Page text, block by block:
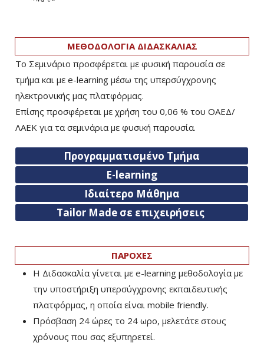
ΜΕΘΟΔΟΛΟΓΙΑ ΔΙΔΑΣΚΑΛΙΑΣ
Το Σεμινάριο προσφέρεται με φυσική παρουσία σε
τμήμα και με e-learning μέσω της υπερσύγχρονης
ηλεκτρονικής μας πλατφόρμας.
Επίσης προσφέρεται με χρήση του 0,06 % του ΟΑΕΔ/
ΛΑΕΚ για τα σεμινάρια με φυσική παρουσία.
Προγραμματισμένο Τμήμα
E-learning
Ιδιαίτερο Μάθημα
Tailor Made σε επιχειρήσεις
ΠΑΡΟΧΕΣ
Η Διδασκαλία γίνεται με e-learning μεθοδολογία με
την υποστήριξη υπερσύγχρονης εκπαιδευτικής
πλατφόρμας, η οποία είναι mobile friendly.
Πρόσβαση 24 ώρες το 24 ωρο, μελετάτε στους
χρόνους που σας εξυπηρετεί.